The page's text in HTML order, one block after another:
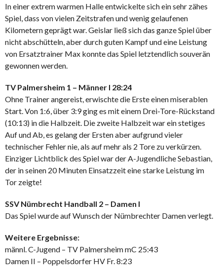
In einer extrem warmen Halle entwickelte sich ein sehr zähes
Spiel, dass von vielen Zeitstrafen und wenig gelaufenen
Kilometern geprägt war. Geislar ließ sich das ganze Spiel über
nicht abschütteln, aber durch guten Kampf und eine Leistung
von Ersatztrainer Max konnte das Spiel letztendlich souverän
gewonnen werden.
TV Palmersheim 1 – Männer I 28:24
Ohne Trainer angereist, erwischte die Erste einen miserablen
Start. Von 1:6, über 3:9 ging es mit einem Drei-Tore-Rückstand
(10:13) in die Halbzeit. Die zweite Halbzeit war ein stetiges
Auf und Ab, es gelang der Ersten aber aufgrund vieler
technischer Fehler nie, als auf mehr als 2 Tore zu verkürzen.
Einziger Lichtblick des Spiel war der A-Jugendliche Sebastian,
der in seinen 20 Minuten Einsatzzeit eine starke Leistung im
Tor zeigte!
SSV Nümbrecht Handball 2 – Damen I
Das Spiel wurde auf Wunsch der Nümbrechter Damen verlegt.
Weitere Ergebnisse:
männl. C-Jugend – TV Palmersheim mC 25:43
Damen II – Poppelsdorfer HV Fr. 8:23